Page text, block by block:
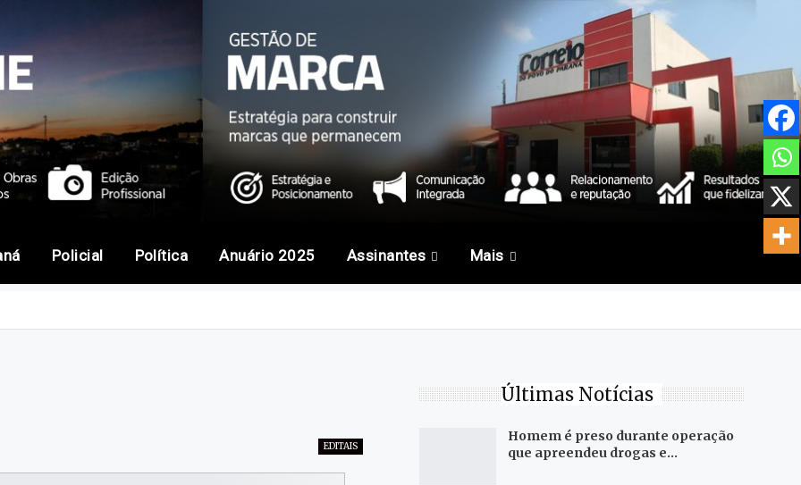
Policial Política Anuário 2025 Assinantes Mais
EDITAIS
Últimas Notícias
Homem é preso durante operação
que apreendeu drogas e…